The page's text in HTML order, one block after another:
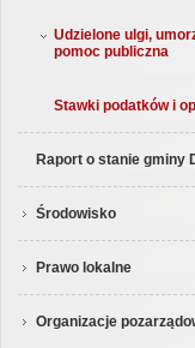
Udzielone ulgi,
pomoc publiczna
Stawki podatków i
Raport o stanie gminy
Środowisko
Prawo lokalne
Organizacje